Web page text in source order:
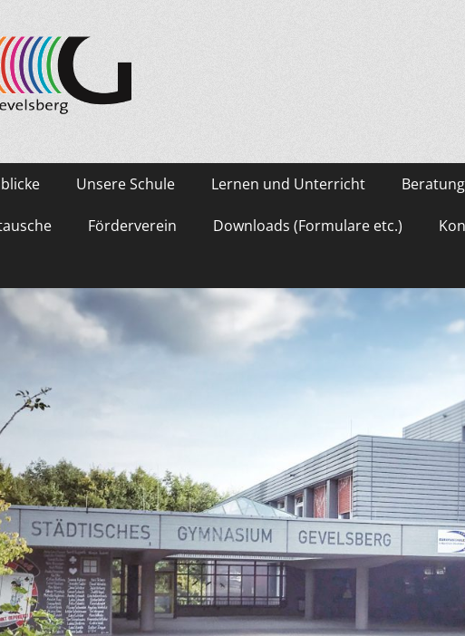
Gymnasium Gevelsberg
Unsere Schule Lernen und Unterricht
Förderverein Downloads (Formulare etc.)